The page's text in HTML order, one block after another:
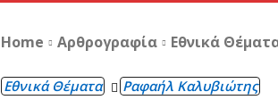
Home Αρθρογραφία Εθνικά
Εθνικά Θέματα Ραφαήλ Καλυβιώτης